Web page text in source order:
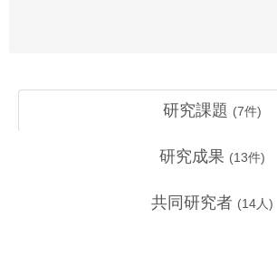
研究課題 (7件)
研究成果 (13件)
共同研究者 (14人)